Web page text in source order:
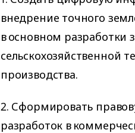
внедрение точного
в основном разработки
сельскохозяйственной
производства.
2. Сформировать
разработок в